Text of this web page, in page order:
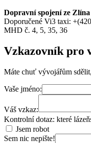
Dopravní spojení ze Zlína
Doporučené Vi3 taxi:
MHD č. 4, 5, 35, 36
Vzkazovník pro
Máte chuť vývojářům
Vaše jméno:
Váš vzkaz:
Kontrolní dotaz: které
Jsem robot
Sem nic nepište!